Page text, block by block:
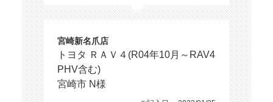
宮崎新名爪店
トヨタ ＲＡＶ４(R04年10月～RAV4
PHV含む)
宮崎市 N様